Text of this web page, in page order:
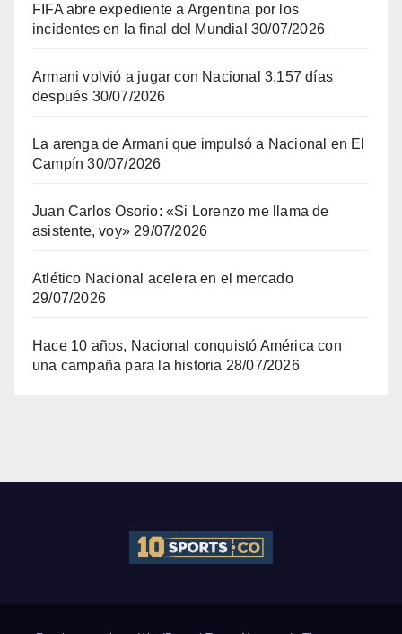
FIFA abre expediente a Argentina por los
incidentes en la final del Mundial 30/07/2026
Armani volvió a jugar con Nacional 3.157 días
después 30/07/2026
La arenga de Armani que impulsó a Nacional en El
Campín 30/07/2026
Juan Carlos Osorio: «Si Lorenzo me llama de
asistente, voy» 29/07/2026
Atlético Nacional acelera en el mercado
29/07/2026
Hace 10 años, Nacional conquistó América con
una campaña para la historia 28/07/2026